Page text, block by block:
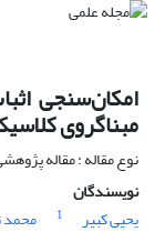
امکان‌سنجی
مبناگروی
نوع مقاله : مقاله
نویسندگان
یحیی کبیر
1 محمد